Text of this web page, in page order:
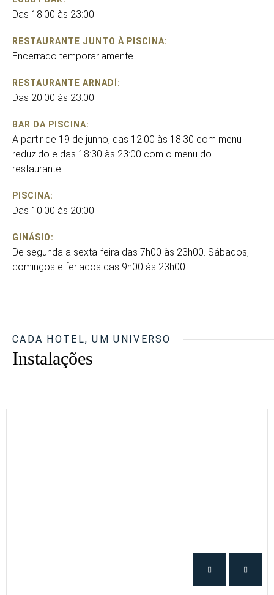
Das 18:00 às 23:00.
RESTAURANTE JUNTO À PISCINA:
Encerrado temporariamente.
RESTAURANTE ARNADÍ:
Das 20:00 às 23:00.
BAR DA PISCINA:
A partir de 19 de junho, das 12:00 às 18:30 com menu
reduzido e das 18:30 às 23:00 com o menu do
restaurante.
PISCINA:
Das 10:00 às 20:00.
GINÁSIO:
De segunda a sexta-feira das 7h00 às 23h00. Sábados,
domingos e feriados das 9h00 às 23h00.
CADA HOTEL, UM UNIVERSO
Instalações